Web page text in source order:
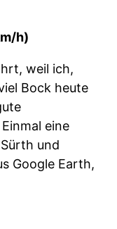
h)
weil ich,
Bock heute
eine
und
Google Earth,